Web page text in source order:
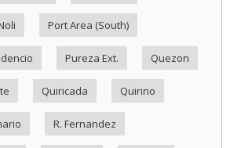
Port Area (South)
Pureza Ext. Quezon
Quiricada Quirino
R. Fernandez